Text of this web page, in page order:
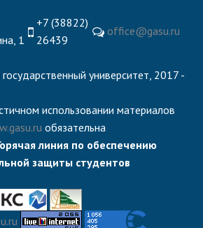
1
+7 (38822)
26439
office@gasu.ru
университет, 2017 -
использовании материалов
обязательна
линия по обеспечению
защиты студентов